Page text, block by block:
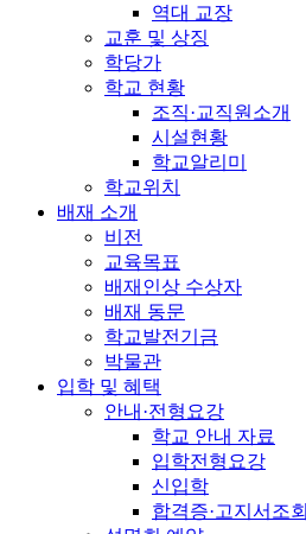
역대 교장
교훈 및 상징
학당가
학교 현황
조직·교직원소개
시설현황
학교알리미
학교위치
배재 소개
비전
교육목표
배재인상 수상자
배재 동문
학교발전기금
박물관
입학 및 혜택
안내·전형요강
학교 안내 자료
입학전형요강
신입학
합격증·고지서조회